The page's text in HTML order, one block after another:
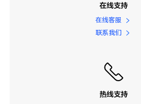
在线支持
在线客服
联系我们
热线支持